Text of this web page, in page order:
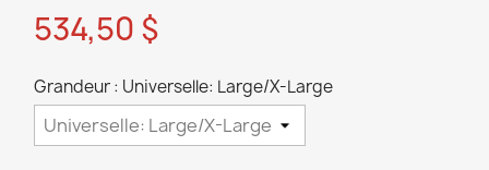
534,50 $
Grandeur : Universelle: Large/X-Large